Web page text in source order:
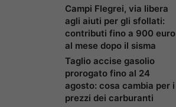
Campi Flegrei, via libera
agli aiuti per gli sfollati:
contributi fino a 900 euro
al mese dopo il sisma
Taglio accise gasolio
prorogato fino al 24
agosto: cosa cambia per i
prezzi dei carburanti